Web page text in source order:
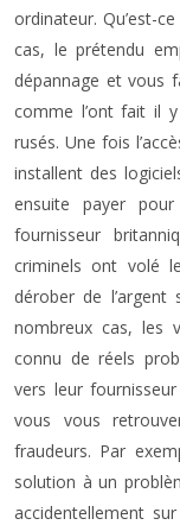
ordinateur. Qu’est-
cas, le prétendu
dépannage et vous
comme l’ont fait il
rusés. Une fois
installent des
ensuite payer
fournisseur
criminels ont volé
dérober de l’argent
nombreux cas, les
connu de réels
vers leur fournisseur
vous vous
fraudeurs. Par
solution à un
accidentellement